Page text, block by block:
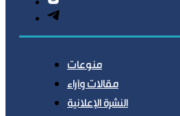
منوعات
مقالات وآراء
النشرة الإعلانية